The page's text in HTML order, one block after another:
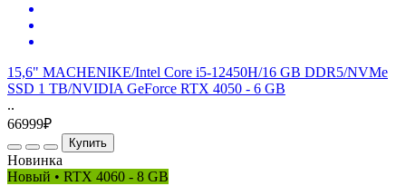
15,6" MACHENIKE/Intel Core i5-12450H/16 GB DDR5/NVMe
SSD 1 TB/NVIDIA GeForce RTX 4050 - 6 GB
..
66999₽
Купить
Новинка
Новый • RTX 4060 - 8 GB